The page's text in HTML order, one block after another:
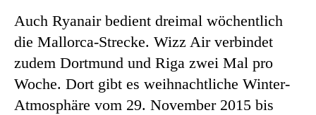
Auch Ryanair bedient dreimal wöchentlich
die Mallorca-Strecke. Wizz Air verbindet
zudem Dortmund und Riga zwei Mal pro
Woche. Dort gibt es weihnachtliche Winter-
Atmosphäre vom 29. November 2015 bis